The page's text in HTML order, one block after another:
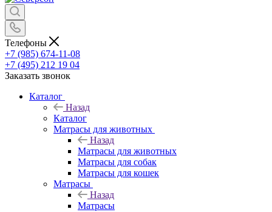
Телефоны
+7 (985) 674-11-08
+7 (495) 212 19 04
Заказать звонок
Каталог
Назад
Каталог
Матрасы для животных
Назад
Матрасы для животных
Матрасы для собак
Матрасы для кошек
Матрасы
Назад
Матрасы